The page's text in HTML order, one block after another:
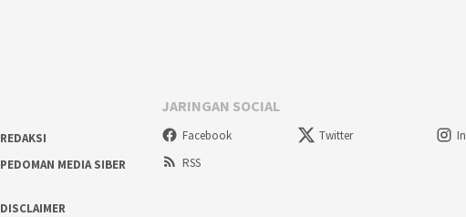
REDAKSI
PEDOMAN MEDIA SIBER
DISCLAIMER
JARINGAN SOCIAL
Facebook Twitter
RSS